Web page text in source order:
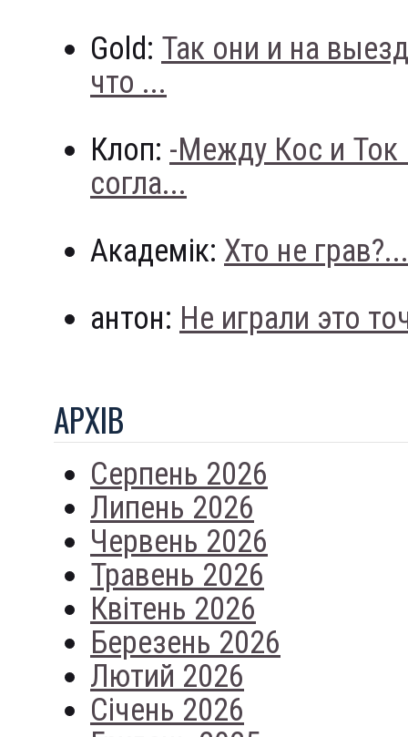
Gold: Так они и на
что ...
Клоп: -Между Кос и
согла...
Академік: Хто не грав?...
антон: Не играли это
АРХIВ
Серпень 2026
Липень 2026
Червень 2026
Травень 2026
Квітень 2026
Березень 2026
Лютий 2026
Січень 2026